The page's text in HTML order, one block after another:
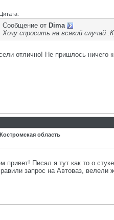
Цитата:
Сообщение от Dima
Хочу спросить на всякий случай
отлично! Не пришлось ничего
область
привет! Писал я тут как то о
запрос на Автоваз, велели